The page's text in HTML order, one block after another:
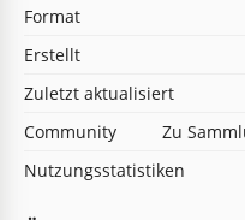
Format
Erstellt
Zuletzt aktualisiert
Community
Zu
Nutzungsstatistiken